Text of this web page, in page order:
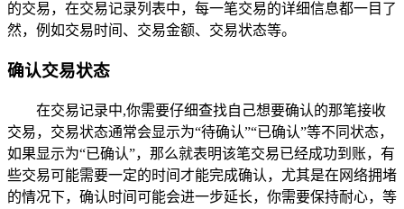
的交易，在交易记录列表中，每一笔交易的详细信息都一目了
然，例如交易时间、交易金额、交易状态等。
确认交易状态
在交易记录中,你需要仔细查找自己想要确认的那笔接收
交易，交易状态通常会显示为“待确认”“已确认”等不同状态，
如果显示为“已确认”，那么就表明该笔交易已经成功到账，有
些交易可能需要一定的时间才能完成确认，尤其是在网络拥堵
的情况下，确认时间可能会进一步延长，你需要保持耐心，等